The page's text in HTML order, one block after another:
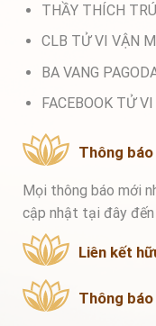
THẦY THÍCH
CLB TỬ VI VẬN
BA VANG
FACEBOOK TỬ
Thông báo
Mọi thông báo mới
cập nhật tại đây đến
Liên kết
Thông báo